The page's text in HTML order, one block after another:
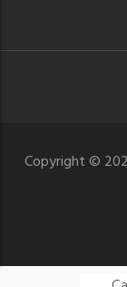
Copyright ©